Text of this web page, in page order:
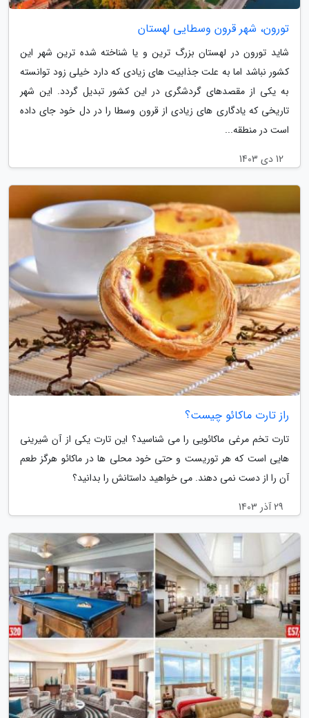
تورون، شهر قرون وسطایی لهستان
شاید تورون در لهستان بزرگ ترین و یا شناخته شده ترین شهر این
کشور نباشد اما به علت جذابیت های زیادی که دارد خیلی زود توانسته
به یکی از مقصدهای گردشگری در این کشور تبدیل گردد. این شهر
تاریخی که یادگاری های زیادی از قرون وسطا را در دل خود جای داده
است در منطقه...
12 دی 1403
راز تارت ماکائو چیست؟
تارت تخم مرغی ماکائویی را می شناسید؟ این تارت یکی از آن شیرینی
هایی است که هر توریست و حتی خود محلی ها در ماکائو هرگز طعم
آن را از دست نمی دهند. می خواهید داستانش را بدانید؟
29 آذر 1403